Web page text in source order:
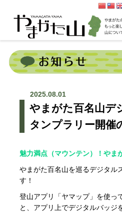
2025.08.01
やまがた百名山デ
タンプラリー開催
魅力満点（マウンテン）！やま
やまがた百名山を巡るデジタル
す！
登山アプリ「ヤマップ」を使っ
と、アプリ上でデジタルバッジ